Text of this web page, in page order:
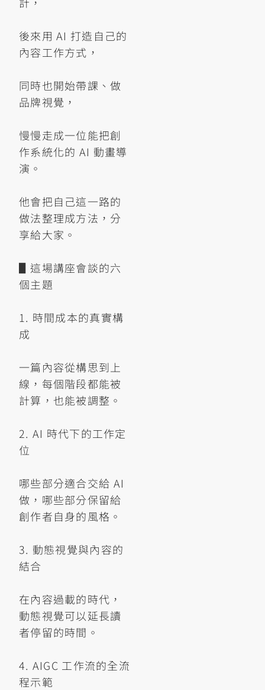
後來用 AI 打造自己的
內容工作方式，
同時也開始帶課、做
品牌視覺，
慢慢走成一位能把創
作系統化的 AI 動畫導
演。
他會把自己這一路的
做法整理成方法，分
享給大家。
▋這場講座會談的六
個主題
1. 時間成本的真實構
成
一篇內容從構思到上
線，每個階段都能被
計算，也能被調整。
2. AI 時代下的工作定
位
哪些部分適合交給 AI
做，哪些部分保留給
創作者自身的風格。
3. 動態視覺與內容的
結合
在內容過載的時代，
動態視覺可以延長讀
者停留的時間。
4. AIGC 工作流的全流
程示範